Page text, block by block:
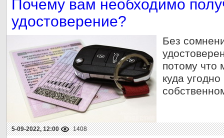
Почему вам необходимо
удостоверение?
Без
потому что
куда
5-09-2022, 12:00 1408